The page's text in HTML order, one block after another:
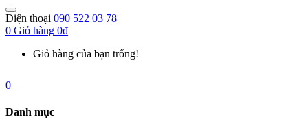
Điện thoại 090 522 03 78
0 Giỏ hàng 0đ
Giỏ hàng của bạn trống!
0
Danh mục